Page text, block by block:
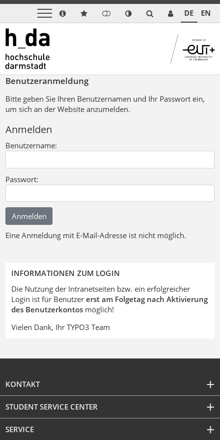
DE EN
Benutzeranmeldung
Bitte geben Sie Ihren Benutzernamen und Ihr Passwort ein,
um sich an der Website anzumelden.
Anmelden
Benutzername:
Passwort:
Eine Anmeldung mit E-Mail-Adresse ist nicht möglich.
INFORMATIONEN ZUM LOGIN
Die Nutzung der Intranetseiten bzw. ein erfolgreicher
Login ist für Benutzer erst am Folgetag nach Aktivierung
des Benutzerkontosmöglich!
Vielen Dank, Ihr TYPO3 Team
KONTAKT
STUDENT SERVICE CENTER
SERVICE